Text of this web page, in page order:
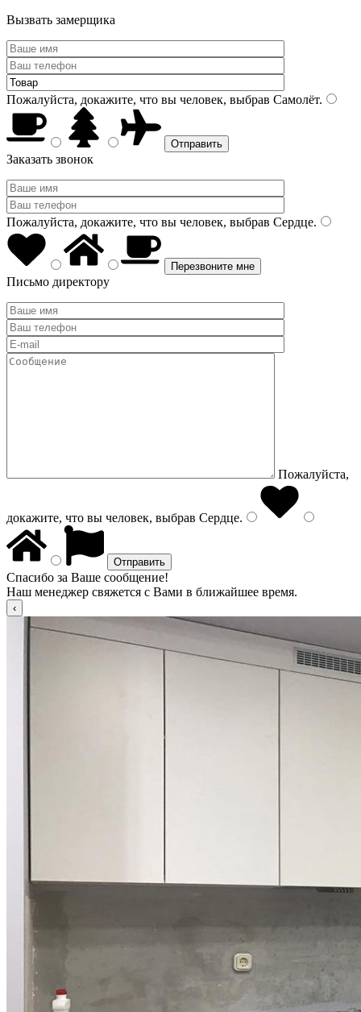
Вызвать замерщика
Пожалуйста, докажите, что вы человек, выбрав Самолёт.
Заказать звонок
Пожалуйста, докажите, что вы человек, выбрав Сердце.
Письмо директору
Пожалуйста,
докажите, что вы человек, выбрав Сердце.
Спасибо за Ваше сообщение!
Наш менеджер свяжется с Вами в ближайшее время.